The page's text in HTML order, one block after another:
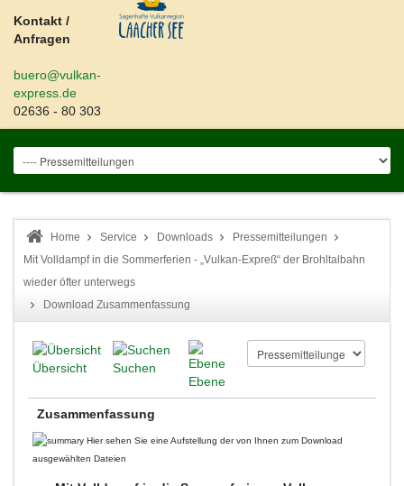
Kontakt /
Anfragen
buero@vulkan-
express.de
02636 - 80 303
Home Service Downloads
Pressemitteilungen
Mit Volldampf in die Sommerferien - „Vulkan-Expreß“ der Brohltalbahn
wieder öfter unterwegs
Download Zusammenfassung
Übersicht
Suchen
Ebene
Zusammenfassung
Hier sehen Sie eine Aufstellung der von Ihnen zum Download
ausgewählten Dateien